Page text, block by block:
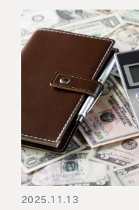
名古屋事務所
450-0002
知県名古屋市中村区名駅三丁目28
名古屋ビルヂング25階
Access
価するの？ 路線価がついているけれど、土地の面積を掛ければいい
の？ 今回の記…
2025.11.13